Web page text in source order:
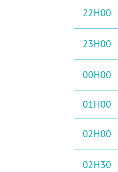
22H00
23H00
00H00
01H00
02H00
02H30